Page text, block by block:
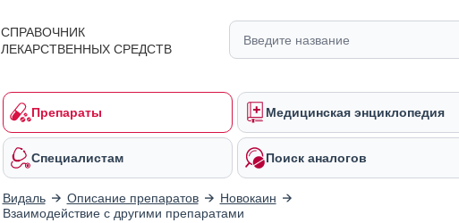
СПРАВОЧНИК
ЛЕКАРСТВЕННЫХ СРЕДСТВ
Препараты Медицинская энциклопедия
Специалистам Поиск аналогов
Видаль Описание препаратов
Новокаин
Взаимодействие с другими препаратами